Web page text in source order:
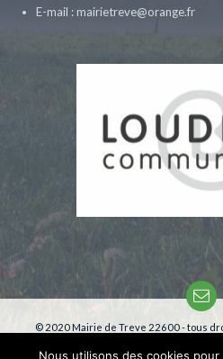
E-mail : mairietreve@orange.fr
© 2020 Mairie de Treve 22600 - tous
Nous utilisons des cookies